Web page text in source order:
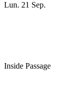
Lun. 21 Sep.
Inside Passage